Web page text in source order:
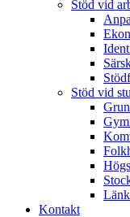
Stöd vid
Stöd vid
Kontakt